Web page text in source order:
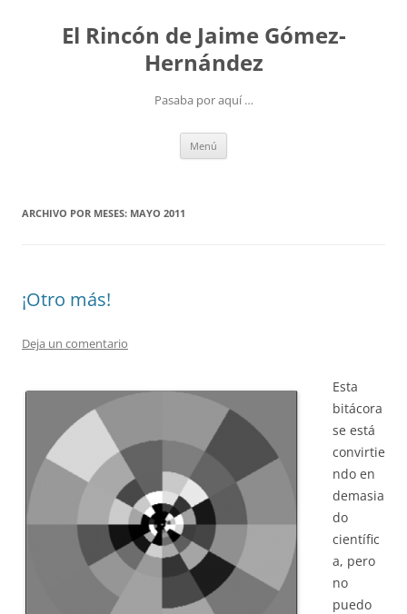
contenidoEl Rincón de Jaime Gómez-
Hernández
Pasaba por aquí …
Menú
ARCHIVO POR MESES: MAYO 2011
¡Otro más!
Deja un comentario
Esta
bitácora
se está
convirtie
ndo en
demasia
do
científic
a, pero
no
puedo